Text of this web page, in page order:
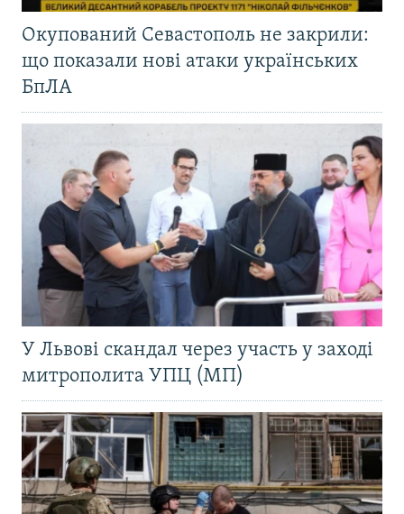
Окупований Севастополь не закрили:
що показали нові атаки українських
БпЛА
У Львові скандал через участь у заході
митрополита УПЦ (МП)